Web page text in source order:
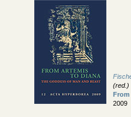
(red.)
2009